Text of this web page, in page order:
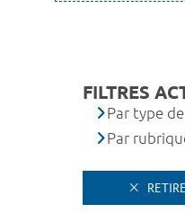
FILTRES
Par type
Par